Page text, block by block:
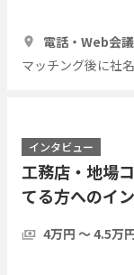
電話・Web会議
マッチング後に社
インタビュー
工務店・地場
てる方へのイ
4万円 〜 4.5万